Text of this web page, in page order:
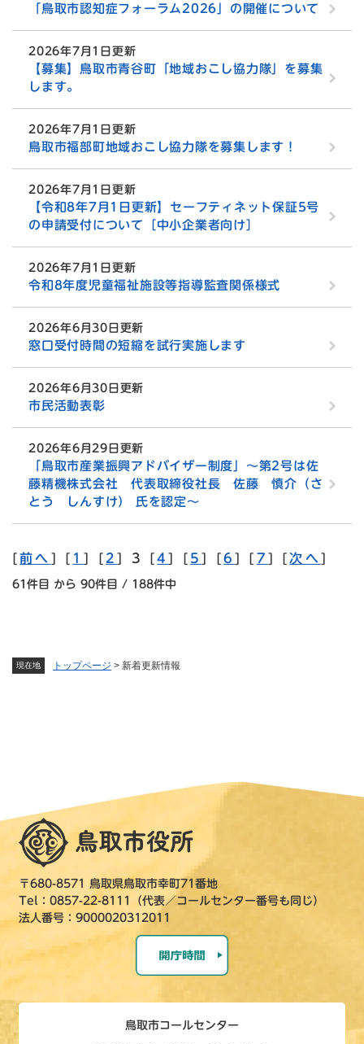
現在地 トップページ > 新着更新情報
「鳥取市認知症フォーラム2026」の開催について
2026年7月1日更新
【募集】鳥取市青谷町「地域おこし協力隊」を募集
します。
2026年7月1日更新
鳥取市福部町地域おこし協力隊を募集します！
2026年7月1日更新
【令和8年7月1日更新】セーフティネット保証5号
の申請受付について［中小企業者向け］
2026年7月1日更新
令和8年度児童福祉施設等指導監査関係様式
2026年6月30日更新
窓口受付時間の短縮を試行実施します
2026年6月30日更新
市民活動表彰
2026年6月29日更新
「鳥取市産業振興アドバイザー制度」～第2号は佐
藤精機株式会社 代表取締役社長 佐藤 慎介（さ
とう しんすけ） 氏を認定～
[前へ ] [ 1] [ 2] 3 [4] [ 5] [6] [ 7 ] [ 次へ ]
61件目 から 90件目 / 188件中
〒680-8571 鳥取県鳥取市幸町71番地
Tel：0857-22-8111（代表／コールセンター番号も同じ）
法人番号：9000020312011
鳥取市コールセンター